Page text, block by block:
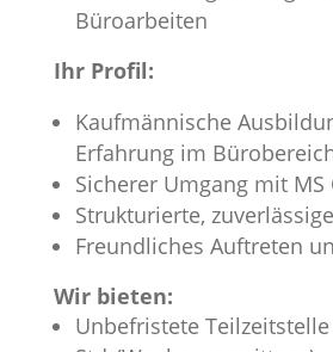
Büroarbeiten
Ihr Profil:
Kaufmännische
Erfahrung im
Sicherer Umgang mit MS
Strukturierte,
Freundliches Auftreten
Wir bieten:
Unbefristete Teilzeitstelle